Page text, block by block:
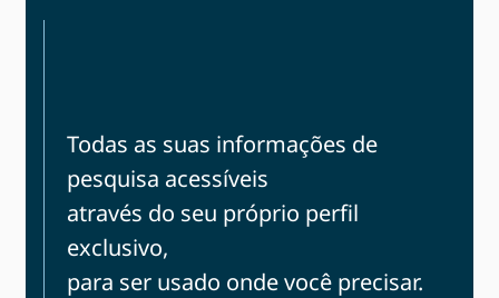
Todas as suas informações de
pesquisa acessíveis
através do seu próprio perfil
exclusivo,
para ser usado onde você precisar.